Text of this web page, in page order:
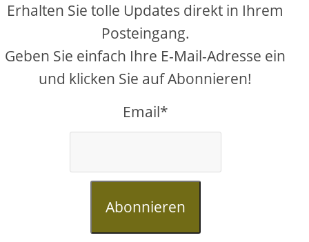
Erhalten Sie tolle Updates direkt in Ihrem
Posteingang.
Geben Sie einfach Ihre E-Mail-Adresse ein
und klicken Sie auf Abonnieren!
Email*
Abonnieren